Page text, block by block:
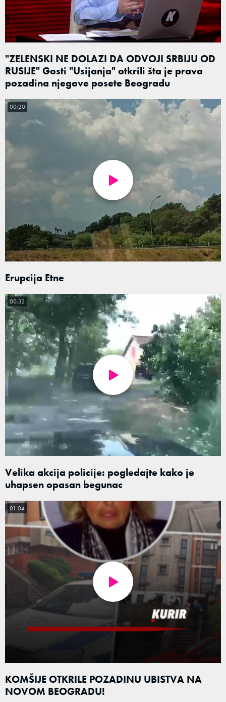
"ZELENSKI NE DOLAZI DA ODVOJI SRBIJU OD
RUSIJE" Gosti "Usijanja" otkrili šta je prava
pozadina njegove posete Beogradu
Erupcija Etne
00:20
Velika akcija policije: pogledajte kako je
uhapsen opasan begunac
00:32
KOMŠIJE OTKRILE POZADINU UBISTVA NA
NOVOM BEOGRADU!
01:04